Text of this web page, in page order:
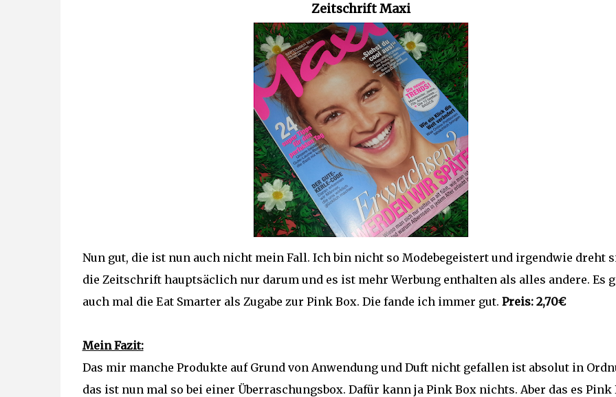
Zeitschrift Maxi
Nun gut, die ist nun auch nicht mein Fall. Ich bin nicht so Modebegeistert und irgendwie dreht
die Zeitschrift hauptsäclich nur darum und es ist mehr Werbung enthalten als alles andere. Es
auch mal die Eat Smarter als Zugabe zur Pink Box. Die fande ich immer gut. Preis: 2,70€
Mein Fazit:
Das mir manche Produkte auf Grund von Anwendung und Duft nicht gefallen ist absolut in
das ist nun mal so bei einer Überraschungsbox. Dafür kann ja Pink Box nichts. Aber das es Pink